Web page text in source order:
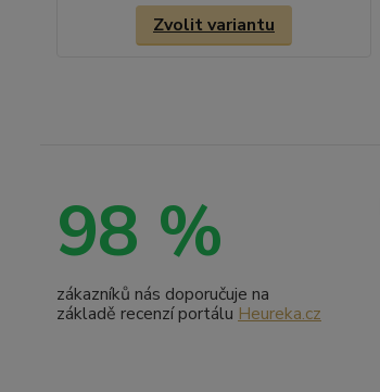
Zvolit variantu
98 %
zákazníků nás doporučuje na
základě recenzí portálu Heureka.cz